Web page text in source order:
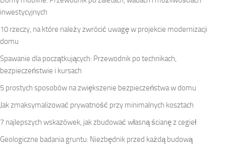
inwestycyjnych
10 rzeczy, na które należy zwrócić uwagę w projekcie modernizacji
domu
Spawanie dla początkujących: Przewodnik po technikach,
bezpieczeństwie i kursach
5 prostych sposobów na zwiększenie bezpieczeństwa w domu
Jak zmaksymalizować prywatność przy minimalnych kosztach
7 najlepszych wskazówek, jak zbudować własną ścianę z cegieł
Geologiczne badania gruntu: Niezbędnik przed każdą budową